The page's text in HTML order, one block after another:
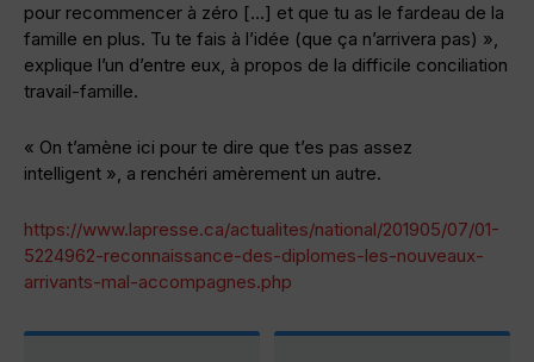
pour recommencer à zéro […] et que tu as le fardeau de la
famille en plus. Tu te fais à l’idée (que ça n’arrivera pas) »,
explique l’un d’entre eux, à propos de la difficile conciliation
travail-famille.
« On t’amène ici pour te dire que t’es pas assez
intelligent », a renchéri amèrement un autre.
https://www.lapresse.ca/actualites/national/201905/07/01-
5224962-reconnaissance-des-diplomes-les-nouveaux-
arrivants-mal-accompagnes.php